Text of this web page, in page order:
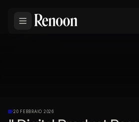
·20 FEBBRAIO 2026